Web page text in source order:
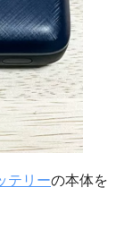
テリーの本体を